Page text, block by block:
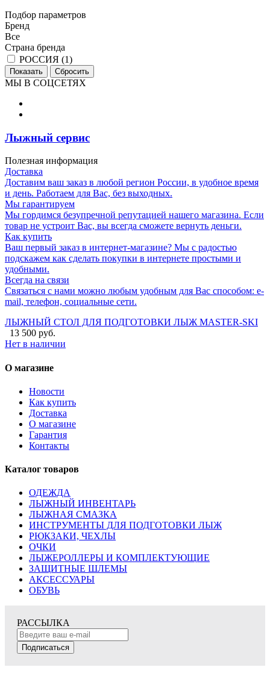
Подбор параметров
Бренд
Все
Страна бренда
РОССИЯ (1)
МЫ В СОЦСЕТЯХ
Лыжный сервис
Полезная информация
Доставка
Доставим ваш заказ в любой регион России, в удобное время
и день. Работаем для Вас, без выходных.
Мы гарантируем
Мы гордимся безупречной репутацией нашего магазина. Если
товар не устроит Вас, вы всегда сможете вернуть деньги.
Как купить
Ваш первый заказ в интернет-магазине? Мы с радостью
подскажем как сделать покупки в интернете простыми и
удобными.
Всегда на связи
Связаться с нами можно любым удобным для Вас способом: e-
mail, телефон, социальные сети.
ЛЫЖНЫЙ СТОЛ ДЛЯ ПОДГОТОВКИ ЛЫЖ MASTER-SKI
13 500 руб.
Нет в наличии
О магазине
Новости
Как купить
Доставка
О магазине
Гарантия
Контакты
Каталог товаров
ОДЕЖДА
ЛЫЖНЫЙ ИНВЕНТАРЬ
ЛЫЖНАЯ СМАЗКА
ИНСТРУМЕНТЫ ДЛЯ ПОДГОТОВКИ ЛЫЖ
РЮКЗАКИ, ЧЕХЛЫ
ОЧКИ
ЛЫЖЕРОЛЛЕРЫ И КОМПЛЕКТУЮЩИЕ
ЗАЩИТНЫЕ ШЛЕМЫ
АКСЕССУАРЫ
ОБУВЬ
РАССЫЛКА
Подписаться